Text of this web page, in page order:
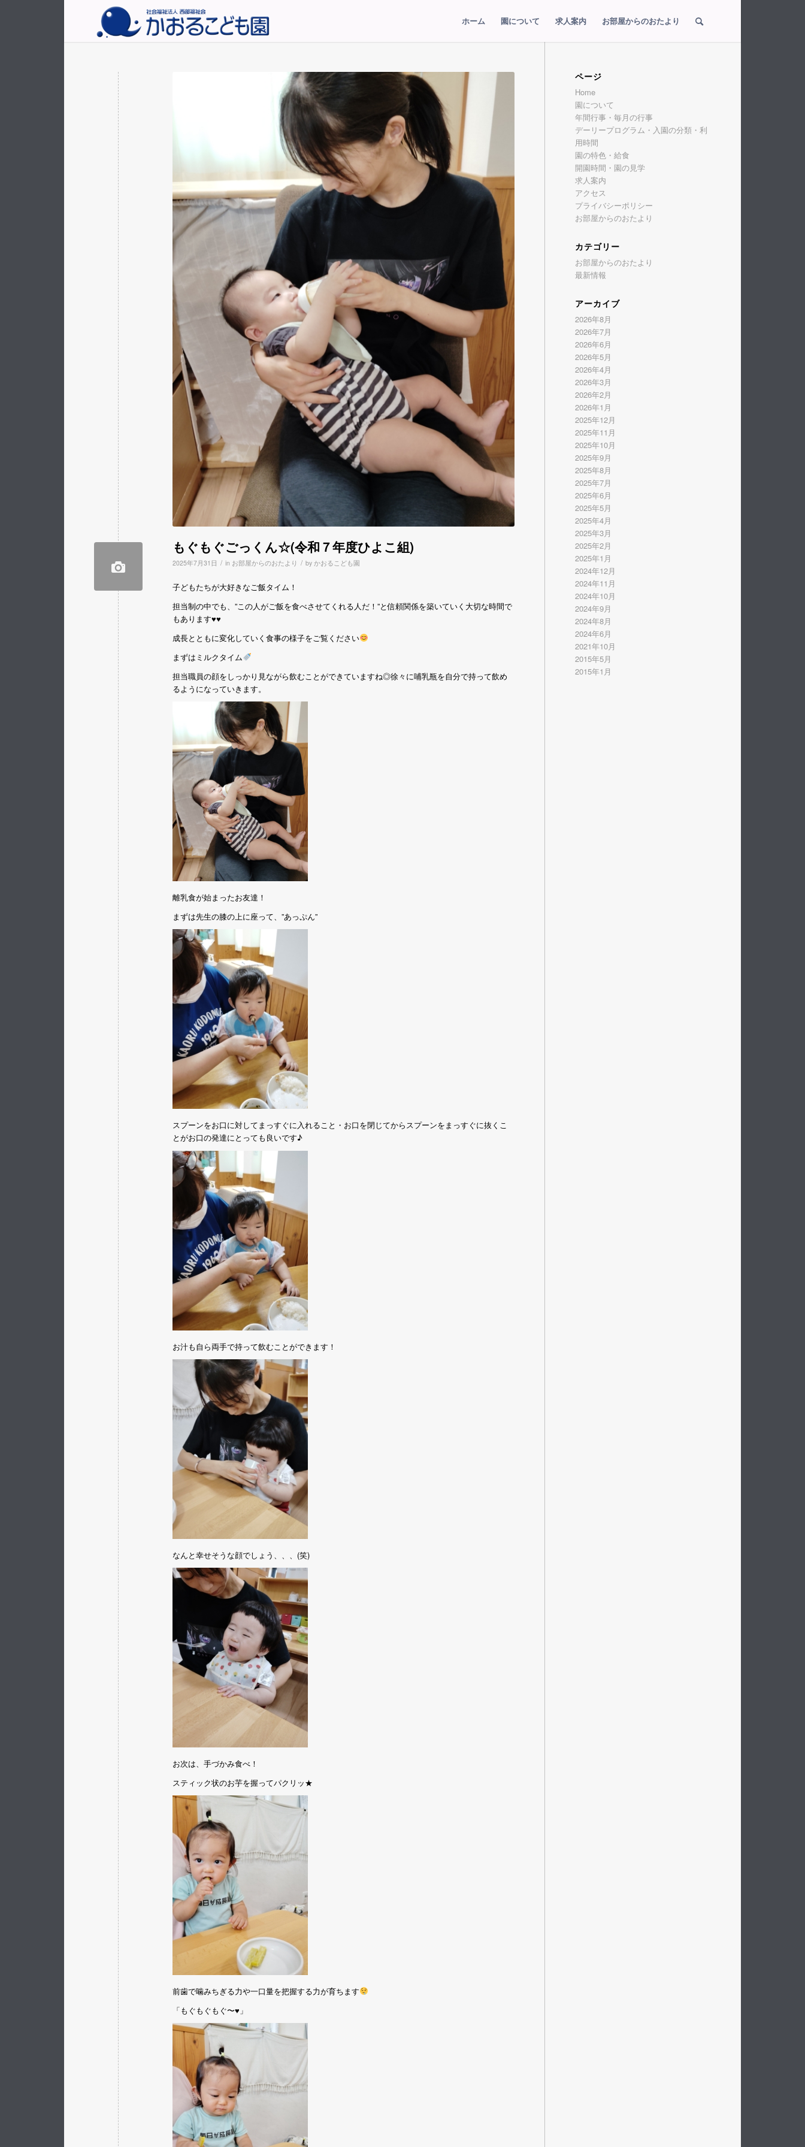
ホーム 園について 求人案内 お部屋からのおたより
もぐもぐごっくん☆(令和７年度ひよこ組)
2025年7月31日 / in お部屋からのおたより / by かおるこども園
子どもたちが大好きなご飯タイム！
担当制の中でも、”この人がご飯を食べさせてくれる人だ！”と信頼関係を築いていく大切な時間で
もあります♥♥
成長とともに変化していく食事の様子をご覧ください
まずはミルクタイム
担当職員の顔をしっかり見ながら飲むことができていますね◎徐々に哺乳瓶を自分で持って飲め
るようになっていきます。
離乳食が始まったお友達！
まずは先生の膝の上に座って、”あっぷん”
スプーンをお口に対してまっすぐに入れること・お口を閉じてからスプーンをまっすぐに抜くこ
とがお口の発達にとっても良いです♪
お汁も自ら両手で持って飲むことができます！
なんと幸せそうな顔でしょう、、、(笑)
お次は、手づかみ食べ！
スティック状のお芋を握ってパクリッ★
前歯で噛みちぎる力や一口量を把握する力が育ちます
「もぐもぐもぐ〜♥」
ページ
Home
園について
年間行事・毎月の行事
デーリープログラム・入園の分類・利
用時間
園の特色・給食
開園時間・園の見学
求人案内
アクセス
プライバシーポリシー
お部屋からのおたより
カテゴリー
お部屋からのおたより
最新情報
アーカイブ
2026年8月
2026年7月
2026年6月
2026年5月
2026年4月
2026年3月
2026年2月
2026年1月
2025年12月
2025年11月
2025年10月
2025年9月
2025年8月
2025年7月
2025年6月
2025年5月
2025年4月
2025年3月
2025年2月
2025年1月
2024年12月
2024年11月
2024年10月
2024年9月
2024年8月
2024年6月
2021年10月
2015年5月
2015年1月